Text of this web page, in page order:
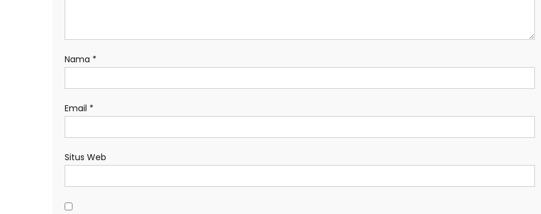
Nama *
Email *
Situs Web